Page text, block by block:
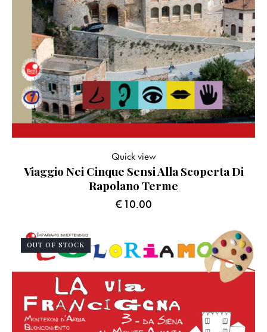
Viaggio Nei Cinque Sensi Alla Scoperta Di
Rapolano Terme
€10.00
Quick view
OUT OF STOCK